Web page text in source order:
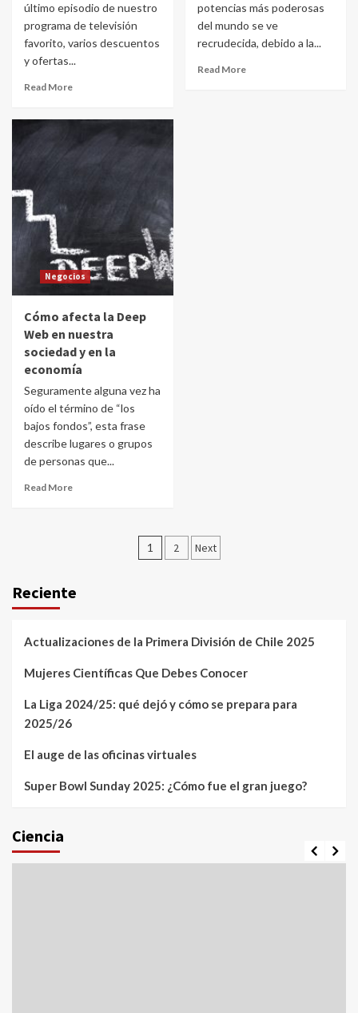
último episodio de nuestro
programa de televisión
favorito, varios descuentos
y ofertas...
Read More
potencias más poderosas
del mundo se ve
recrudecida, debido a la...
Read More
Negocios
Cómo afecta la Deep
Web en nuestra
sociedad y en la
economía
Seguramente alguna vez ha
oído el término de “los
bajos fondos”, esta frase
describe lugares o grupos
de personas que...
Read More
Posts
1 2 Next
Reciente
Actualizaciones de la Primera División de Chile 2025
Mujeres Científicas Que Debes Conocer
La Liga 2024/25: qué dejó y cómo se prepara para
2025/26
El auge de las oficinas virtuales
Super Bowl Sunday 2025: ¿Cómo fue el gran juego?
Ciencia